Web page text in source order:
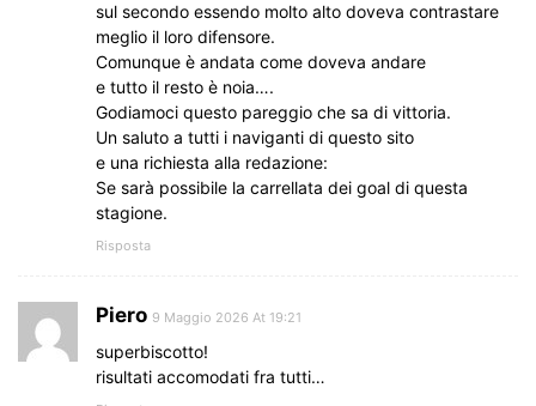
sul secondo essendo molto alto doveva contrastare
meglio il loro difensore.
Comunque è andata come doveva andare
e tutto il resto è noia….
Godiamoci questo pareggio che sa di vittoria.
Un saluto a tutti i naviganti di questo sito
e una richiesta alla redazione:
Se sarà possibile la carrellata dei goal di questa
stagione.
Risposta
Piero 9 Maggio 2026 At 19:21
superbiscotto!
risultati accomodati fra tutti…